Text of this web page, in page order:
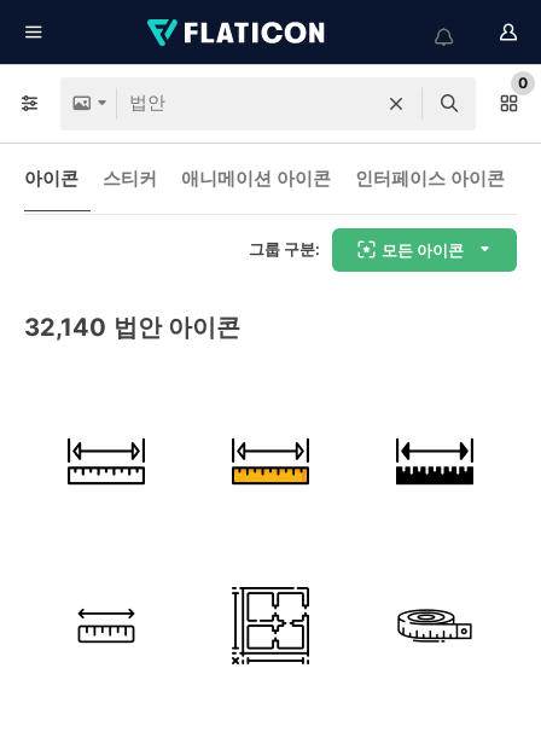
0
아이콘 스티커 애니메이션 아이콘 인터페이스 아이콘
그룹 구분: 모든 아이콘
32,140 법안 아이콘